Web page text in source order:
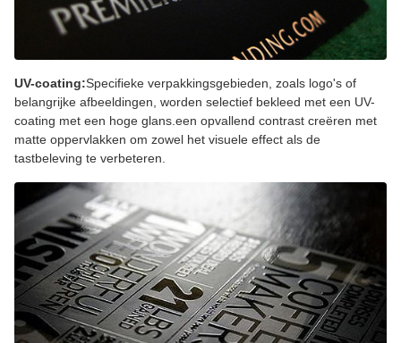
UV-coating:Specifieke verpakkingsgebieden, zoals logo's of
belangrijke afbeeldingen, worden selectief bekleed met een UV-
coating met een hoge glans.een opvallend contrast creëren met
matte oppervlakken om zowel het visuele effect als de
tastbeleving te verbeteren.